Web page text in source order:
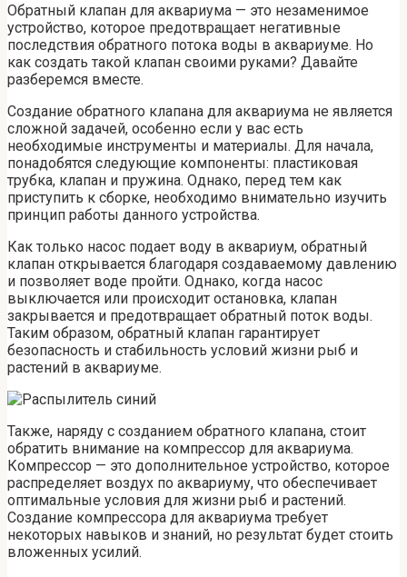
Обратный клапан для аквариума — это незаменимое
устройство, которое предотвращает негативные
последствия обратного потока воды в аквариуме. Но
как создать такой клапан своими руками? Давайте
разберемся вместе.
Создание обратного клапана для аквариума не является
сложной задачей, особенно если у вас есть
необходимые инструменты и материалы. Для начала,
понадобятся следующие компоненты: пластиковая
трубка, клапан и пружина. Однако, перед тем как
приступить к сборке, необходимо внимательно изучить
принцип работы данного устройства.
Как только насос подает воду в аквариум, обратный
клапан открывается благодаря создаваемому давлению
и позволяет воде пройти. Однако, когда насос
выключается или происходит остановка, клапан
закрывается и предотвращает обратный поток воды.
Таким образом, обратный клапан гарантирует
безопасность и стабильность условий жизни рыб и
растений в аквариуме.
Также, наряду с созданием обратного клапана, стоит
обратить внимание на компрессор для аквариума.
Компрессор — это дополнительное устройство, которое
распределяет воздух по аквариуму, что обеспечивает
оптимальные условия для жизни рыб и растений.
Создание компрессора для аквариума требует
некоторых навыков и знаний, но результат будет стоить
вложенных усилий.